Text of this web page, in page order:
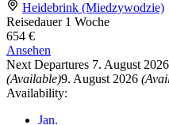
Heidebrink (Miedzywodzie)
Reisedauer 1 Woche
654 €
Ansehen
Next Departures 7. August 2026
(Available)9. August 2026
Availability:
Jan.